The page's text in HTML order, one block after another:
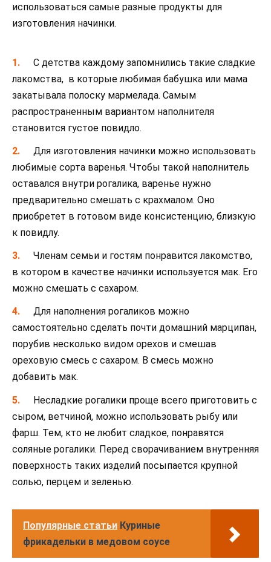
использоваться самые разные продукты для
изготовления начинки.
С детства каждому запомнились такие сладкие
лакомства, в которые любимая бабушка или мама
закатывала полоску мармелада. Самым
распространенным вариантом наполнителя
становится густое повидло.
Для изготовления начинки можно использовать
любимые сорта варенья. Чтобы такой наполнитель
оставался внутри рогалика, варенье нужно
предварительно смешать с крахмалом. Оно
приобретет в готовом виде консистенцию, близкую
к повидлу.
Членам семьи и гостям понравится лакомство,
в котором в качестве начинки используется мак. Его
можно смешать с сахаром.
Для наполнения рогаликов можно
самостоятельно сделать почти домашний марципан,
порубив несколько видом орехов и смешав
ореховую смесь с сахаром. В смесь можно
добавить мак.
Несладкие рогалики проще всего приготовить с
сыром, ветчиной, можно использовать рыбу или
фарш. Тем, кто не любит сладкое, понравятся
соляные рогалики. Перед сворачиванием внутренняя
поверхность таких изделий посыпается крупной
солью, перцем и зеленью.
Популярные статьи Куриные
фрикадельки в медовом соусе